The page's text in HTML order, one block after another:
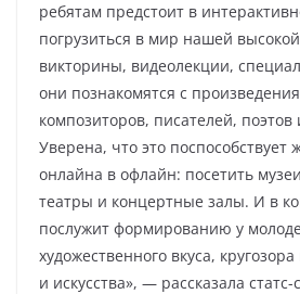
ребятам предстоит в
погрузиться в мир нашей
викторины, видеолекции,
они познакомятся с
композиторов, писателей, поэтов
Уверена, что это
онлайна в офлайн: посетить
театры и концертные залы. И в
послужит формированию у
художественного вкуса,
и искусства», — рассказала статс-